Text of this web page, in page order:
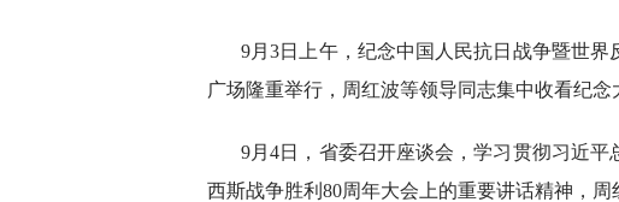
9月3日上午，纪念中国人民抗日战争暨世
广场隆重举行，周红波等领导同志集中收看纪念
9月4日，省委召开座谈会，学习贯彻习近
西斯战争胜利80周年大会上的重要讲话精神，周